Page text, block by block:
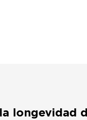
longevidad